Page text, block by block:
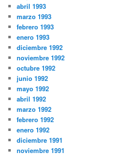
abril 1993
marzo 1993
febrero 1993
enero 1993
diciembre 1992
noviembre 1992
octubre 1992
junio 1992
mayo 1992
abril 1992
marzo 1992
febrero 1992
enero 1992
diciembre 1991
noviembre 1991